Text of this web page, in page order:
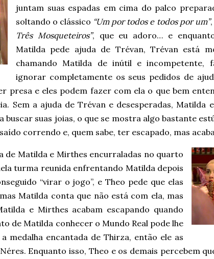
juntam suas espadas em cima do palco
soltando o clássico “Um por todos e todos por um”
Três Mosqueteiros”, que eu adoro… e
Matilda pede ajuda de Trévan, Trévan está
chamando Matilda de inútil e incompetente,
ignorar completamente os seus pedidos de
presa e eles podem fazer com ela o que bem
Sem a ajuda de Trévan e desesperadas, Matilda
buscar suas joias, o que se mostra algo bastante
correndo e, quem sabe, ter escapado, mas
de Matilda e Mirthes encurraladas no quarto
turma reunida enfrentando Matilda depois
“virar o jogo”, e Theo pede que elas
Matilda conta que não está com ela, mas
e Mirthes acabam escapando quando
de Matilda conhecer o Mundo Real pode lhe
medalha encantada de Thirza, então ele as
Enquanto isso, Theo e os demais percebem